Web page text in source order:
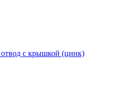
с крышкой (цинк)